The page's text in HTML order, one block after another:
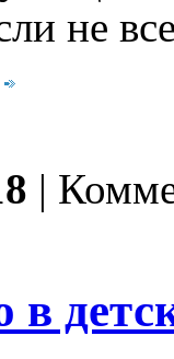
не
|
в